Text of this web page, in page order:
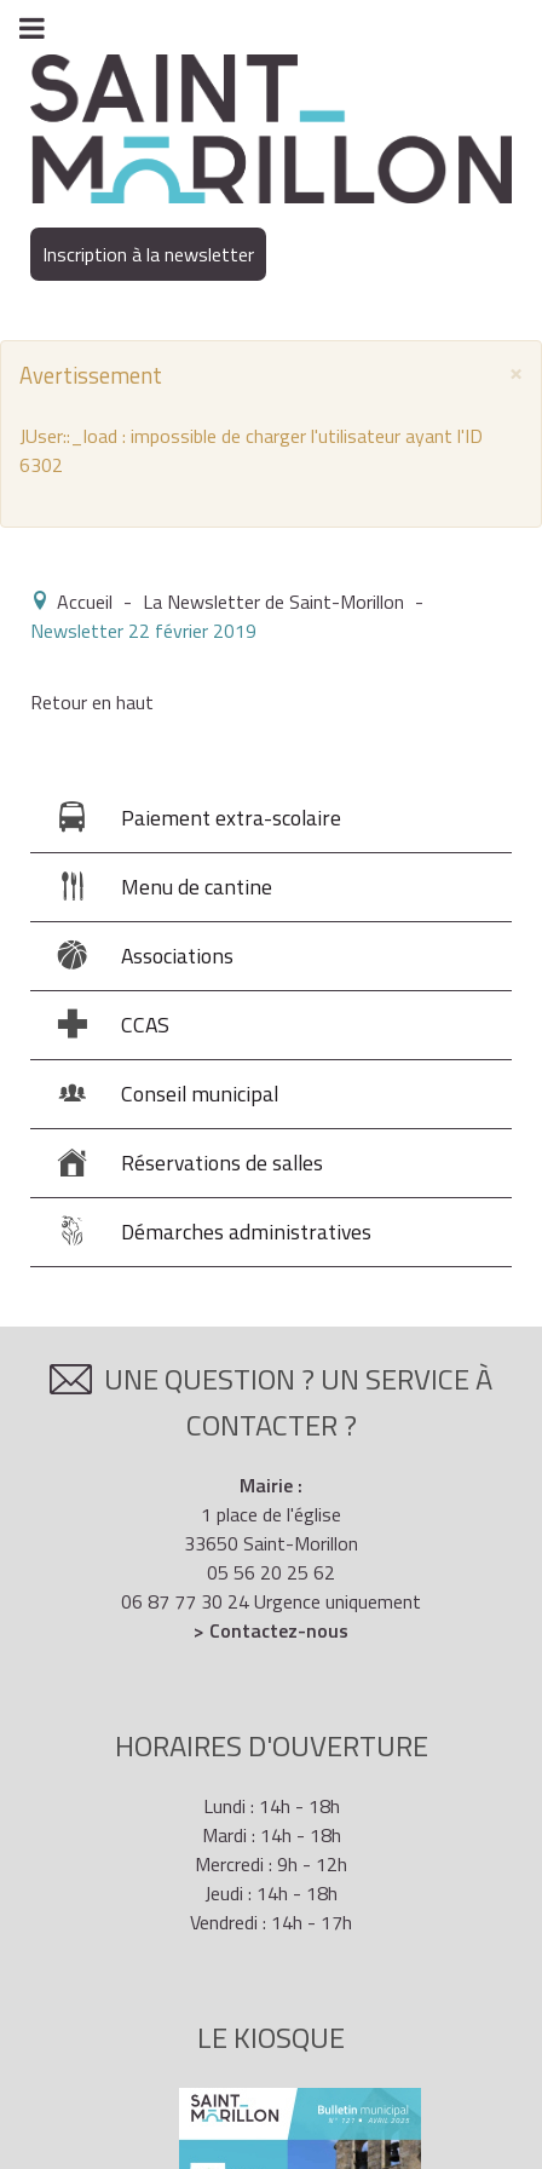
Inscription à la newsletter
×
Avertissement
JUser::_load : impossible de charger l'utilisateur ayant l'ID
6302
Accueil - La Newsletter de Saint-Morillon -
Newsletter 22 février 2019
Retour en haut
Paiement extra-scolaire
Menu de cantine
Associations
CCAS
Conseil municipal
Réservations de salles
Démarches administratives
UNE QUESTION ? UN SERVICE À
CONTACTER ?
Mairie :
1 place de l'église
33650 Saint-Morillon
05 56 20 25 62
06 87 77 30 24 Urgence uniquement
> Contactez-nous
HORAIRES D'OUVERTURE
Lundi : 14h - 18h
Mardi : 14h - 18h
Mercredi : 9h - 12h
Jeudi : 14h - 18h
Vendredi : 14h - 17h
LE KIOSQUE